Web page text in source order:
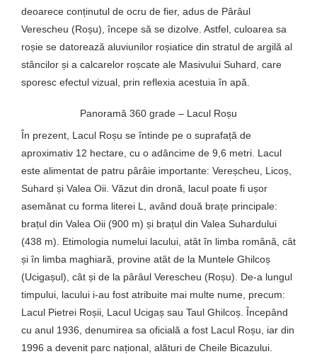
deoarece conținutul de ocru de fier, adus de Pârâul
Verescheu (Roșu), începe să se dizolve. Astfel, culoarea sa
roșie se datorează aluviunilor roșiatice din stratul de argilă al
stâncilor și a calcarelor roșcate ale Masivului Suhard, care
sporesc efectul vizual, prin reflexia acestuia în apă.
Panoramă 360 grade – Lacul Roșu
În prezent, Lacul Roșu se întinde pe o suprafață de
aproximativ 12 hectare, cu o adâncime de 9,6 metri. Lacul
este alimentat de patru pârâie importante: Vereșcheu, Licoș,
Suhard și Valea Oii. Văzut din dronă, lacul poate fi ușor
asemănat cu forma literei L, având două brațe principale:
brațul din Valea Oii (900 m) și brațul din Valea Suhardului
(438 m). Etimologia numelui lacului, atât în limba română, cât
și în limba maghiară, provine atât de la Muntele Ghilcoș
(Ucigașul), cât și de la pârâul Verescheu (Roșu). De-a lungul
timpului, lacului i-au fost atribuite mai multe nume, precum:
Lacul Pietrei Roșii, Lacul Ucigaș sau Taul Ghilcoș. Începând
cu anul 1936, denumirea sa oficială a fost Lacul Roșu, iar din
1996 a devenit parc național, alături de Cheile Bicazului.